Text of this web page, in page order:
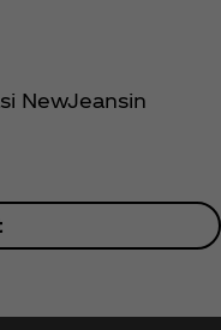
NewJeansin